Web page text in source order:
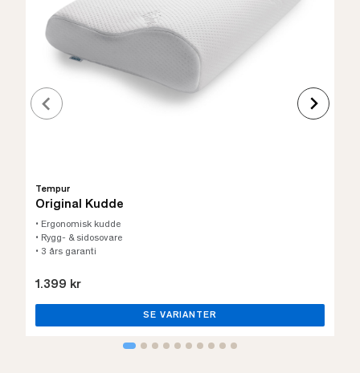
Tempur
Original Kudde
• Ergonomisk kudde
• Rygg- & sidosovare
• 3 års garanti
1.399 kr
SE VARIANTER